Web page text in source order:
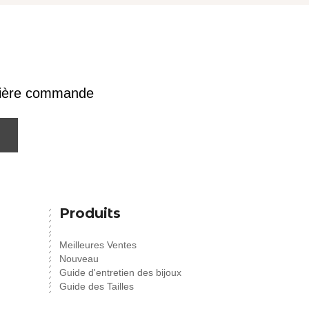
commande
Produits
Meilleures Ventes
Nouveau
Guide d'entretien des bijoux
Guide des Tailles